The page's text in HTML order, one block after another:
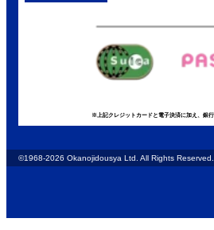
※上記クレジットカードと電子決済に加え、銀行
©1968-2026 Okanojidousya Ltd. All Rights Reserved.